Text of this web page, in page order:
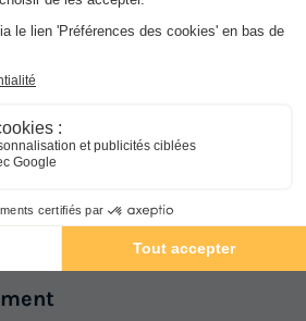
4 personnes - Appartement
(Séjour + Petit-déjeuner)
dans le camping :12 hébergements
d'évoluer au cours de la saison et sont
situé à côté de la résidence.